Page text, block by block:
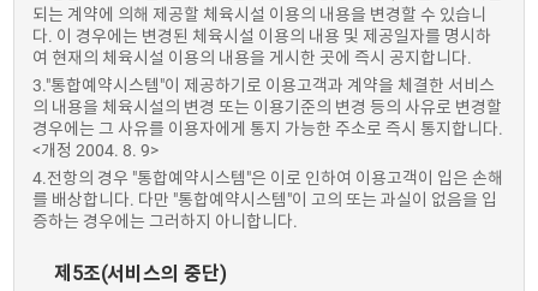
되는 계약에 의해 제공할 체육시설 이용의 내용을 변경할 수 있습니
다. 이 경우에는 변경된 체육시설 이용의 내용 및 제공일자를 명시하
여 현재의 체육시설 이용의 내용을 게시한 곳에 즉시 공지합니다.
3."통합예약시스템"이 제공하기로 이용고객과 계약을 체결한 서비스
의 내용을 체육시설의 변경 또는 이용기준의 변경 등의 사유로 변경할
경우에는 그 사유를 이용자에게 통지 가능한 주소로 즉시 통지합니다.
<개정 2004. 8. 9>
4.전항의 경우 "통합예약시스템"은 이로 인하여 이용고객이 입은 손해
를 배상합니다. 다만 "통합예약시스템"이 고의 또는 과실이 없음을 입
증하는 경우에는 그러하지 아니합니다.
제5조(서비스의 중단)